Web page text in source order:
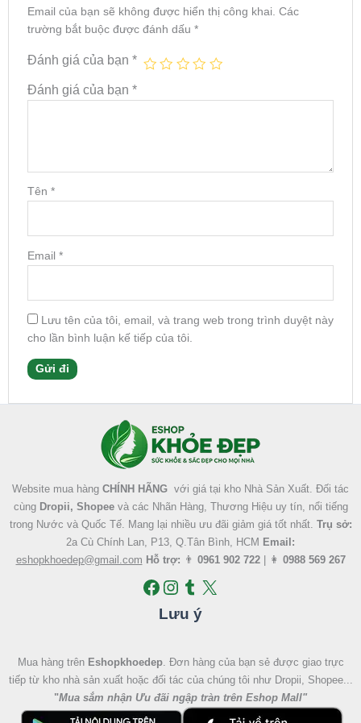
Email của bạn sẽ không được hiển thị công khai. Các
trường bắt buộc được đánh dấu *
Đánh giá của bạn *
Đánh giá của bạn *
Tên *
Email *
Lưu tên của tôi, email, và trang web trong trình duyệt này
cho lần bình luận kế tiếp của tôi.
Website mua hàng CHÍNH HÃNG với giá tại kho Nhà Sản Xuất. Đối tác
cùng Dropii, Shopeevà các Nhãn Hàng, Thương Hiệu uy tín, nổi tiếng
trong Nước và Quốc Tế. Mang lại nhiều ưu đãi giảm giá tốt nhất. Trụ sở:
2a Cù Chính Lan, P13, Q.Tân Bình, HCM Email:
eshopkhoedep@gmail.com Hỗ trợ: 👨 0961 902 722| 👩 0988 569 267
Lưu ý
Mua hàng trên Eshopkhoedep. Đơn hàng của bạn sẻ được giao trực
tiếp từ kho nhà sản xuất hoặc đối tác của chúng tôi như Dropii, Shopee...
"Mua sắm nhận Ưu đãi ngập tràn trên Eshop Mall"